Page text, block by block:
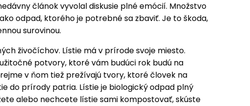
článok vyvolal diskusie plné emócií. Množstvo
odpad, ktorého je potrebné sa zbaviť. Je to škoda,
surovinou.
živočíchov. Lístie má v prírode svoje miesto.
potvory, ktoré vám budúci rok budú na
v ňom tiež prežívajú tvory, ktoré človek na
do prírody patria. Lístie je biologický odpad plný
alebo nechcete lístie sami kompostovať, skúste